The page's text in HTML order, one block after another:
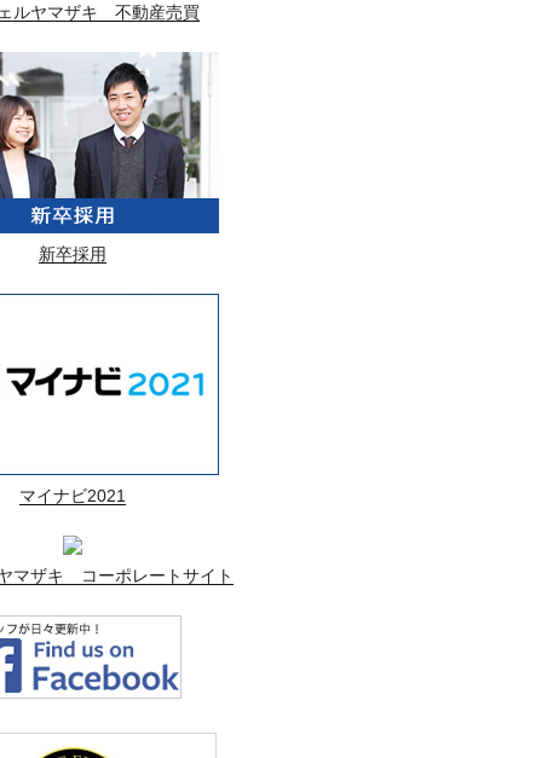
ルヤマザキ 不動産売買
新卒採用
マイナビ2021
マザキ コーポレートサイト